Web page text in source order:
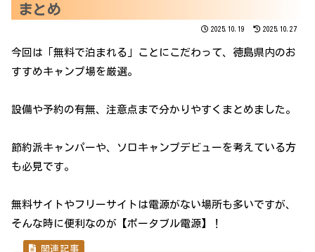
まとめ
2025.10.19 2025.10.27
今回は「無料で泊まれる」ことにこだわって、徳島県内のお
すすめキャンプ場を厳選。
設備や予約の有無、注意点まで分かりやすくまとめました。
節約派キャンパーや、ソロキャンプデビューを考えている方
も必見です。
無料サイトやフリーサイトは電源がない場所も多いですが、
そんな時に便利なのが【ポータブル電源】！